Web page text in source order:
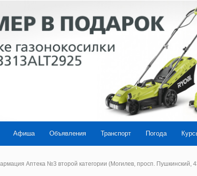
Афиша Объявления Транспорт Погода
Аптека №3 второй категории (Могилев, просп. Пушкинский,